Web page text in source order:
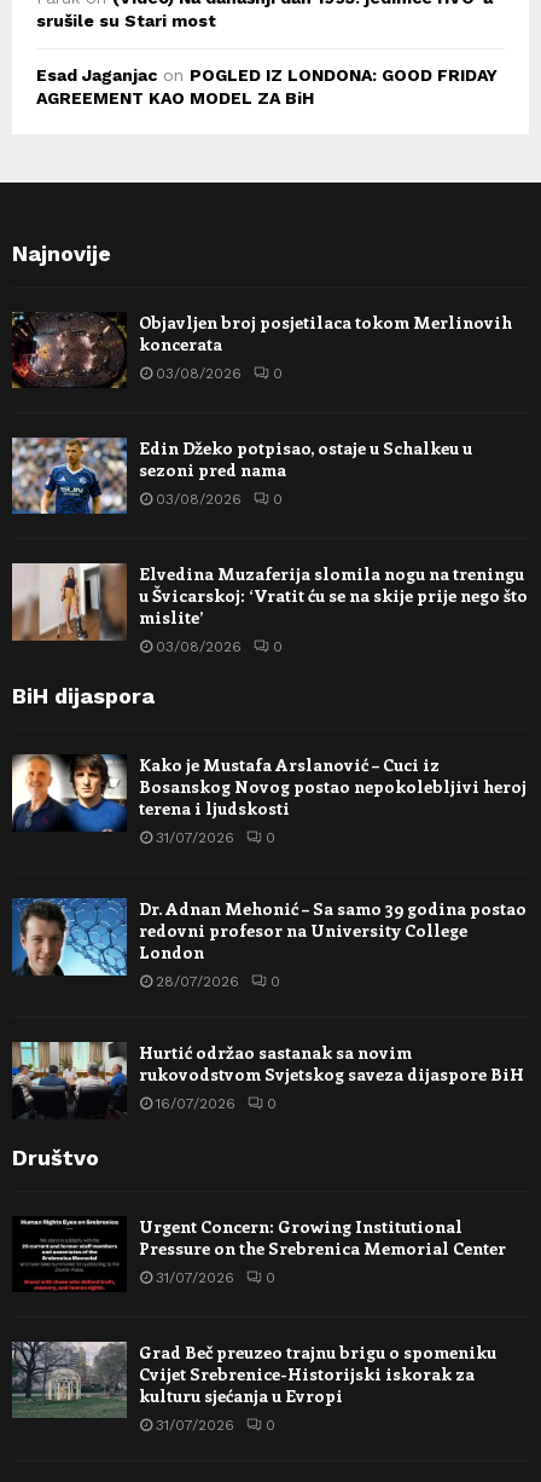
srušile su Stari most
Esad Jaganjac on POGLED IZ LONDONA: GOOD FRIDAY
AGREEMENT KAO MODEL ZA BiH
Najnovije
Objavljen broj posjetilaca tokom Merlinovih
koncerata
03/08/2026 0
Edin Džeko potpisao, ostaje u Schalkeu u
sezoni pred nama
03/08/2026 0
Elvedina Muzaferija slomila nogu na treningu
u Švicarskoj: ‘Vratit ću se na skije prije nego što
mislite’
03/08/2026 0
BiH dijaspora
Kako je Mustafa Arslanović – Cuci iz
Bosanskog Novog postao nepokolebljivi heroj
terena i ljudskosti
31/07/2026 0
Dr. Adnan Mehonić – Sa samo 39 godina postao
redovni profesor na University College
London
28/07/2026 0
Hurtić održao sastanak sa novim
rukovodstvom Svjetskog saveza dijaspore BiH
16/07/2026 0
Društvo
Urgent Concern: Growing Institutional
Pressure on the Srebrenica Memorial Center
31/07/2026 0
Grad Beč preuzeo trajnu brigu o spomeniku
Cvijet Srebrenice-Historijski iskorak za
kulturu sjećanja u Evropi
31/07/2026 0